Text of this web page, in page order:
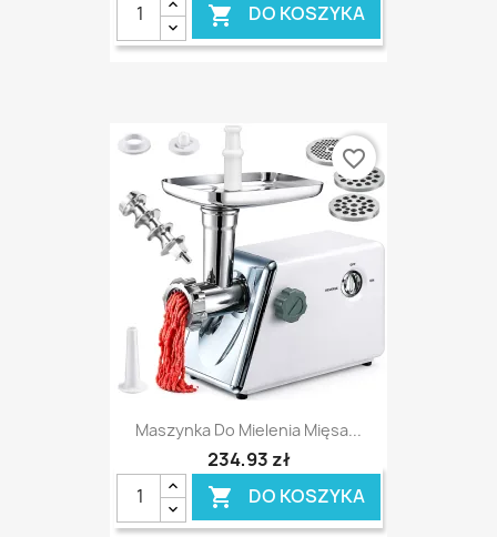
 DO KOSZYKA
Maszynka Do Mielenia Mięsa...
234,93 zł
 DO KOSZYKA
favorite_border